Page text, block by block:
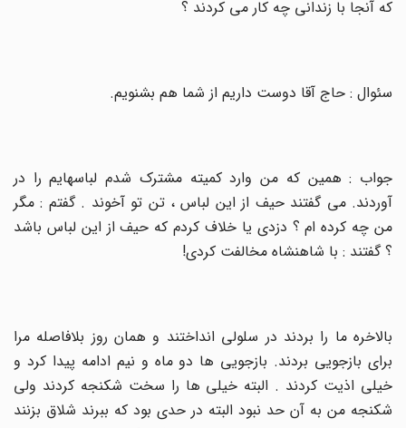
که آنجا با زندانی چه کار می کردند ؟
سئوال : حاج آقا دوست داریم از شما هم بشنویم.
جواب : همین که من وارد کمیته مشترک شدم لباسهایم را در
آوردند. می گفتند حیف از این لباس ، تن تو آخوند . گفتم : مگر
من چه کرده ام ؟ دزدی یا خلاف کردم که حیف از این لباس باشد
؟ گفتند : با شاهنشاه مخالفت کردی!
بالاخره ما را بردند در سلولی انداختند و همان روز بلافاصله مرا
برای بازجویی بردند. بازجویی ها دو ماه و نیم ادامه پیدا کرد و
خیلی اذیت کردند . البته خیلی ها را سخت شکنجه کردند ولی
شکنجه من به آن حد نبود البته در حدی بود که ببرند شلاق بزنند